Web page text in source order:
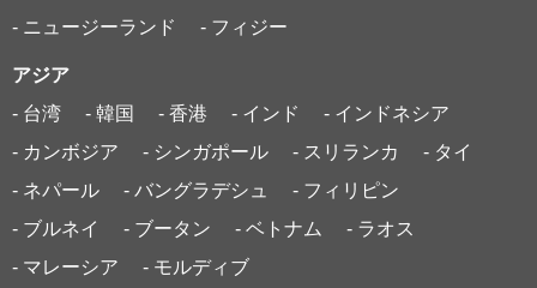
- ニュージーランド
- フィジー
アジア
- 台湾
- 韓国 - 香港 - インド
- インドネシア
- カンボジア
- シンガポール - スリランカ
- タイ
- ネパール
- バングラデシュ
- フィリピン
- ブルネイ
- ブータン - ベトナム
- ラオス
- マレーシア
- モルディブ